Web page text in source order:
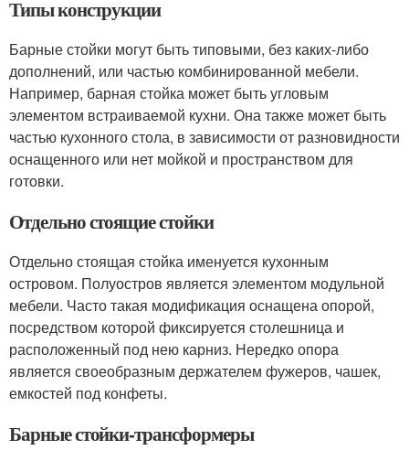
Типы конструкции
Барные стойки могут быть типовыми, без каких-либо
дополнений, или частью комбинированной мебели.
Например, барная стойка может быть угловым
элементом встраиваемой кухни. Она также может быть
частью кухонного стола, в зависимости от разновидности
оснащенного или нет мойкой и пространством для
готовки.
Отдельно стоящие стойки
Отдельно стоящая стойка именуется кухонным
островом. Полуостров является элементом модульной
мебели. Часто такая модификация оснащена опорой,
посредством которой фиксируется столешница и
расположенный под нею карниз. Нередко опора
является своеобразным держателем фужеров, чашек,
емкостей под конфеты.
Барные стойки-трансформеры